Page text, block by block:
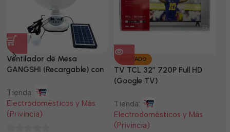
Ventilador de Mesa
GANGSHI (Recargable) con
Tienda:
Electrodomésticos y Más
(Privincia)
AGOTADO
TV TCL 32” 720P Full HD
(Google TV)
Tienda:
Electrodomésticos y Más
(Privincia)